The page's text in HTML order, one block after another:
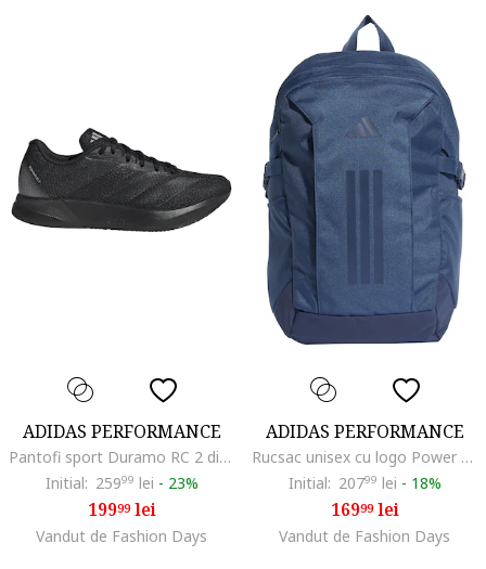
ADIDAS PERFORMANCE
Pantofi sport Duramo RC 2 din plasa cu garnituri din material sintetic, pentru alergare, Negru
Initial: 25999 lei - 23%
19999lei
Vandut de Fashion Days
ADIDAS PERFORMANCE
Rucsac unisex cu logo Power VIII - 26.5 L, Albastru ultramarin
Initial: 20799 lei - 18%
16999lei
Vandut de Fashion Days